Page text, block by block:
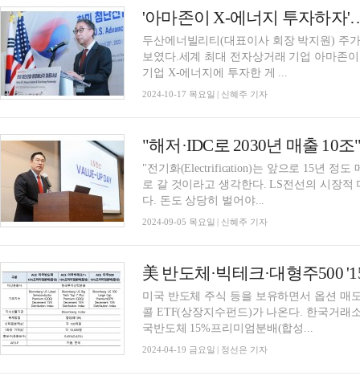
'아마존이 X-에너지 투자하자
두산에너빌리티(대표이사 회장 박지원) 주
보였다.세계 최대 전자상거래 기업 아마존
기업 X-에너지에 투자한 게 ...
2024-10-17 목요일 | 신혜주 기자
"전기화(Electrification)는 앞으로 15년 정도
로 갈 것이라고 생각한다. LS전선의 시장
다. 돈도 상당히 벌어야...
2024-09-05 목요일 | 신혜주 기자
미국 반도체 주식 등을 보유하면서 옵션 매
콜 ETF(상장지수펀드)가 나온다. 한국거래
국반도체 15%프리미엄분배(합성...
2024-04-19 금요일 | 정선은 기자